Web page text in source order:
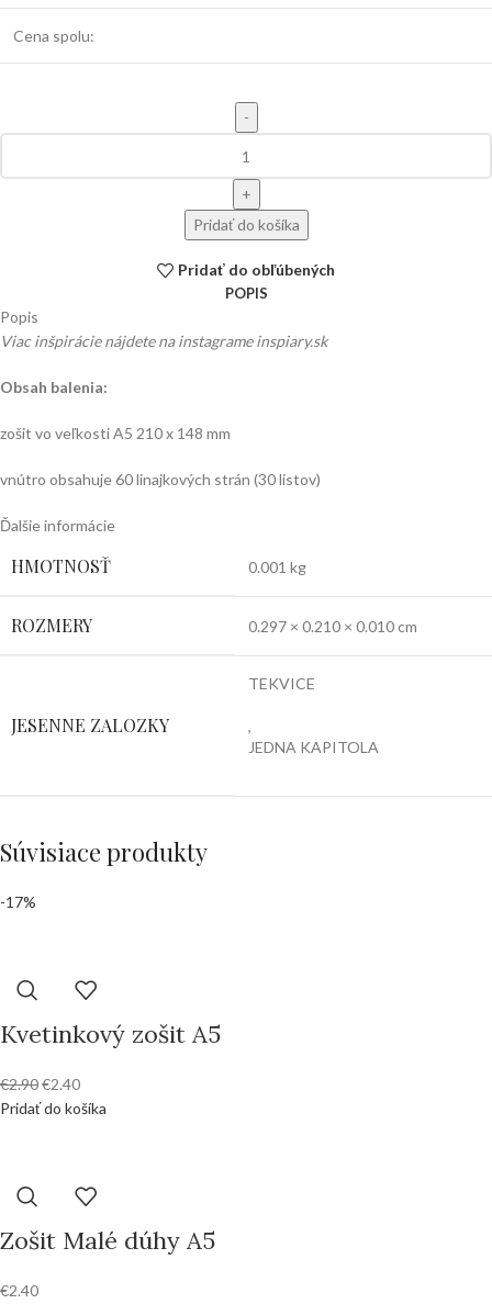
Cena spolu:
Pridať do košíka
Pridať do obľúbených
POPIS
Popis
Viac inšpirácie nájdete na instagrame inspiary.sk
Obsah balenia:
zošit vo veľkosti A5 210 x 148 mm
vnútro obsahuje 60 linajkových strán (30 listov)
Ďalšie informácie
HMOTNOSŤ 0.001 kg
ROZMERY 0.297 × 0.210 × 0.010 cm
JESENNE ZALOZKY
TEKVICE ‎
,
JEDNA KAPITOLA
Súvisiace produkty
-17%
Kvetinkový zošit A5
€2.90€2.40
Pridať do košíka
Zošit Malé dúhy A5
€2.40